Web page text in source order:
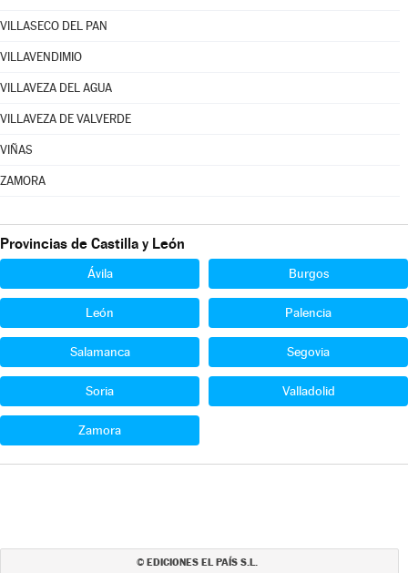
VILLASECO DEL PAN
VILLAVENDIMIO
VILLAVEZA DEL AGUA
VILLAVEZA DE VALVERDE
VIÑAS
ZAMORA
Provincias de Castilla y León
Ávila Burgos
León Palencia
Salamanca Segovia
Soria Valladolid
Zamora
© EDICIONES EL PAÍS S.L.